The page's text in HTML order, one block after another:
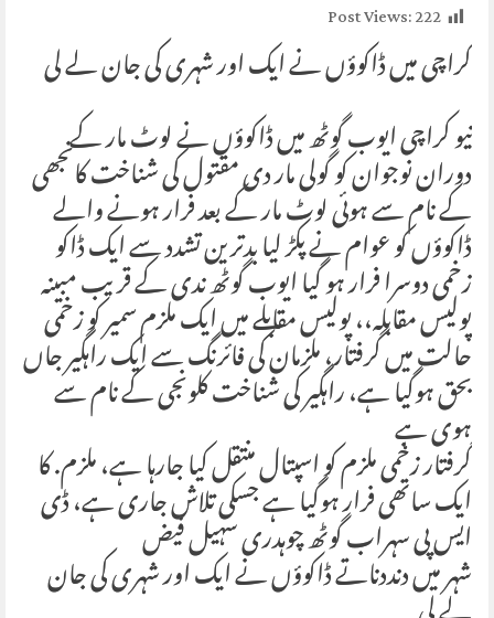
Post Views:222
کراچی میں ڈاکوؤں نے ایک اور شہری کی جان لے لی
نیو کراچی ایوب گوٹھ میں ڈاکوؤں نے لوٹ مار کے
دوران نوجوان کو گولی مار دی مقتول کی شناخت کانجھی
کے نام سے ہوئی لوٹ مار کے بعد فرار ہونے والے
ڈاکوؤں کو عوام نے پکڑ لیا بدترین تشدد سے ایک ڈاکو
زخمی دوسرا فرار ہو گیا ایوب گوٹھ ندی کے قریب مبینہ
پولیس مقابلہ،، پولیس مقابلے میں ایک ملزم سمیر کو زخمی
حالت میں گرفتار، ملزمان کی فائرنگ سے ایک راہگیر جاں
بحق ہوگیا ہے، راہگیر کی شناخت کلونجی کے نام سے
ہوی ہے
گرفتار زخمی ملزم کو اسپتال منتقل کیا جارہا ہے، ملزم. کا
ایک ساتھی فرار ہوگیا ہے جسکی تلاش جاری ہے، ڈی
ایس پی سہراب گوٹھ چوہدری سہیل فیض
شہر میں دنددناتے ڈاکوؤں نے ایک اور شہری کی جان